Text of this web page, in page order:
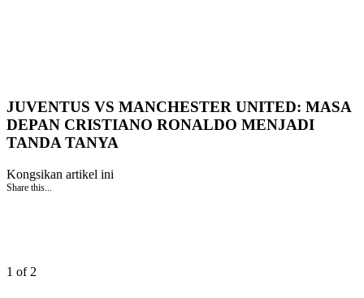
JUVENTUS VS MANCHESTER UNITED: MASA
DEPAN CRISTIANO RONALDO MENJADI
TANDA TANYA
Kongsikan artikel ini
Share this...
1 of 2